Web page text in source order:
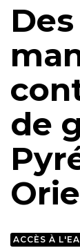
de
ACCÈS À